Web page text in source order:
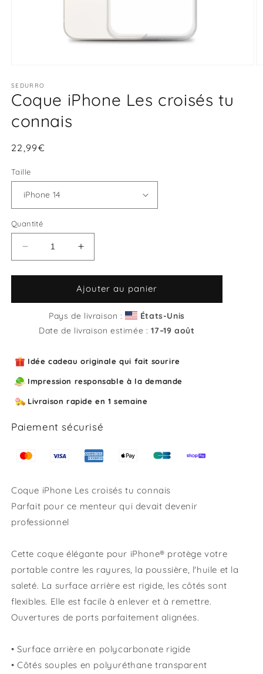
média
1
dans
fenêtre
modale
SEDURRO
Coque iPhone Les croisés tu
connais
Prix
22,99€
Taille
Quantité
Réduire
la
quantité
Coque
iPhone
Les
connais
Augmenter
la
quantité
de
Coque
iPhone
Les
connais
Ajouter au panier
Pays de livraison :
États-Unis
Date de livraison estimée :17⁠–19 août
Idée cadeau originale qui fait sourire
Impression responsable à la demande
Livraison rapide en 1 semaine
Paiement sécurisé
Coque iPhone Les croisés tu connais
Parfait pour ce menteur qui devait devenir
professionnel
Cette coque élégante pour iPhone® protège votre
portable contre les rayures, la poussière, l'huile et la
saleté. La surface arrière est rigide, les côtés sont
flexibles. Elle est facile à enlever et à remettre.
Ouvertures de ports parfaitement alignées.
• Surface arrière en polycarbonate rigide
• Côtés souples en polyuréthane transparent